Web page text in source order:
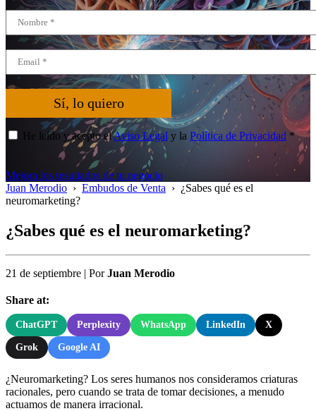
Sí, lo quiero
He leído y acepto elAviso Legal y la Política de Privacidad *
Mejora los resultados de tu negocio
Juan Merodio › Embudos de Venta › ¿Sabes qué es el
neuromarketing?
¿Sabes qué es el neuromarketing?
21 de septiembre | PorJuan Merodio
Share at:
ChatGPT Perplexity WhatsApp LinkedIn X
Grok Google AI
¿Neuromarketing? Los seres humanos nos consideramos criaturas
racionales, pero cuando se trata de tomar decisiones, a menudo
actuamos de manera irracional.